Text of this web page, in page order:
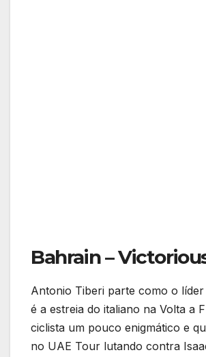
Bahrain –
Antonio Tiberi parte como o
é a estreia do italiano na Volta a
ciclista um pouco enigmático e
no UAE Tour lutando contra